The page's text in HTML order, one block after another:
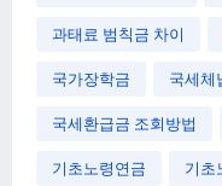
과태료 범칙금 차이
국가장학금 국세체
국세환급금 조회방법
기초노령연금 기초